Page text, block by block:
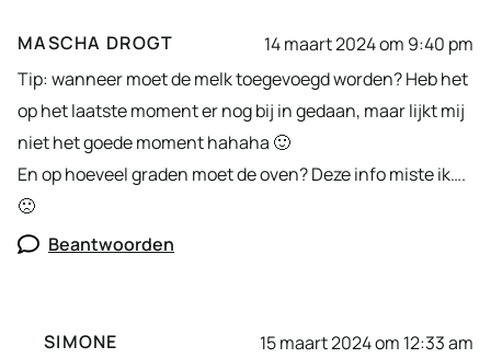
MASCHA DROGT
14 maart 2024 om 9:40 pm
Tip: wanneer moet de melk toegevoegd worden? Heb het
op het laatste moment er nog bij in gedaan, maar lijkt mij
niet het goede moment hahaha 🙂
En op hoeveel graden moet de oven? Deze info miste ik….
🙁
Beantwoorden
SIMONE
15 maart 2024 om 12:33 am